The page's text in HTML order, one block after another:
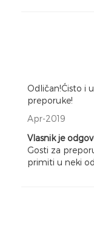
Odličan!Ćisto i
preporuke!
Apr-2019
Vlasnik je
Gosti za
primiti u neki